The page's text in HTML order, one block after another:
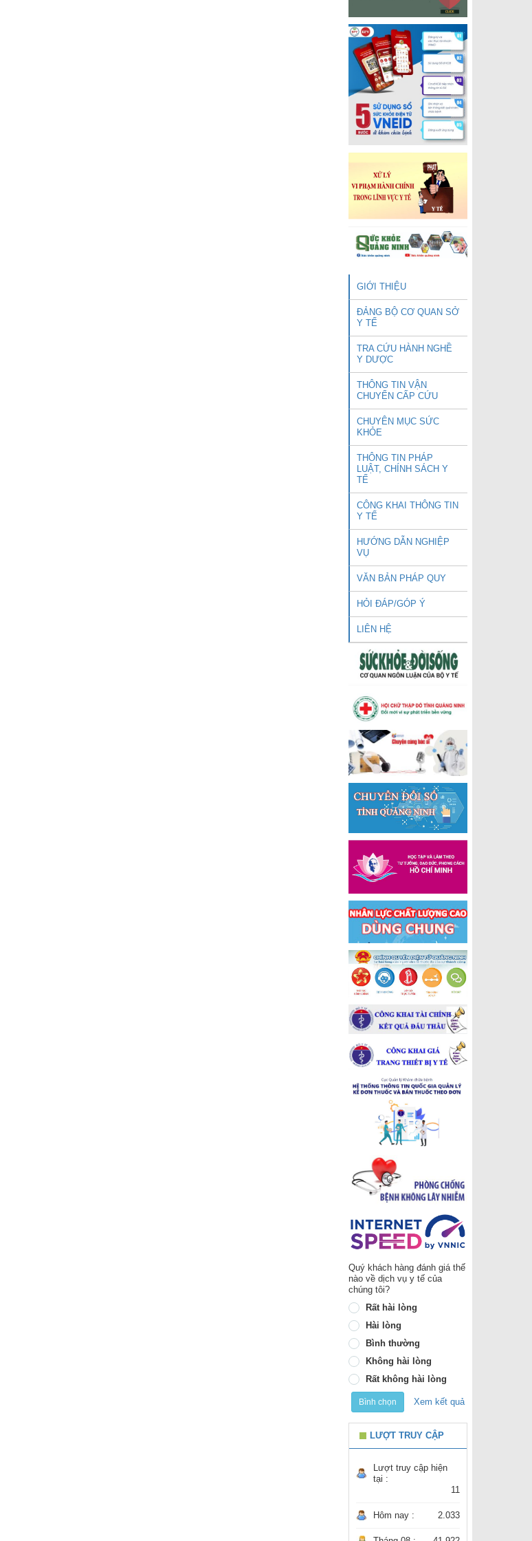
GIỚI THIỆU
ĐẢNG BỘ CƠ QUAN SỞ
Y TẾ
TRA CỨU HÀNH NGHỀ
Y DƯỢC
THÔNG TIN VẬN
CHUYỂN CẤP CỨU
CHUYÊN MỤC SỨC
KHỎE
THÔNG TIN PHÁP
LUẬT, CHÍNH SÁCH Y
TẾ
CÔNG KHAI THÔNG TIN
Y TẾ
HƯỚNG DẪN NGHIỆP
VỤ
VĂN BẢN PHÁP QUY
HỎI ĐÁP/GÓP Ý
LIÊN HỆ
Quý khách hàng đánh giá thế
nào về dịch vụ y tế của
chúng tôi?
Rất hài lòng
Hài lòng
Bình thường
Không hài lòng
Rất không hài lòng
Bình chọn Xem kết quả
LƯỢT TRUY CẬP
Lượt truy cập hiện
tại :
11
Hôm nay : 2.033